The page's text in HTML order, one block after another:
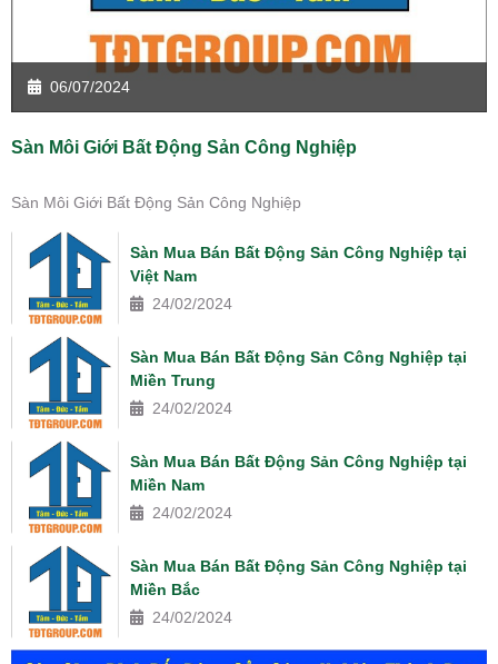
06/07/2024
Sàn Môi Giới Bất Động Sản Công Nghiệp
Sàn Môi Giới Bất Động Sản Công Nghiệp
Sàn Mua Bán Bất Động Sản Công Nghiệp tại
Việt Nam
24/02/2024
Sàn Mua Bán Bất Động Sản Công Nghiệp tại
Miền Trung
24/02/2024
Sàn Mua Bán Bất Động Sản Công Nghiệp tại
Miền Nam
24/02/2024
Sàn Mua Bán Bất Động Sản Công Nghiệp tại
Miền Bắc
24/02/2024